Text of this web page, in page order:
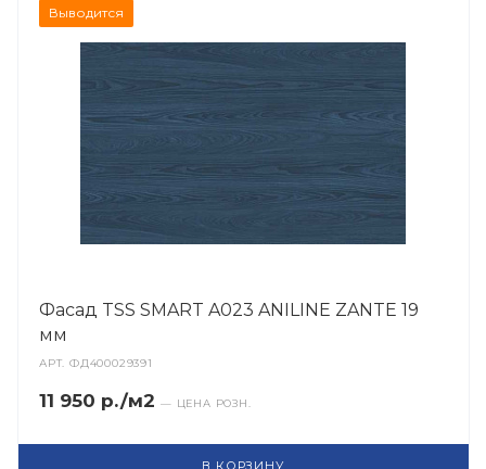
Выводится
Фасад TSS SMART A023 ANILINE ZANTE 19
мм
АРТ.ФД400029391
11 950 р./м2 — ЦЕНА РОЗН.
В КОРЗИНУ